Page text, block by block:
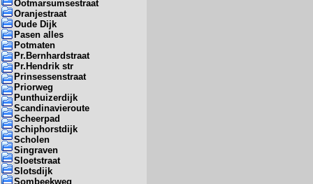
Ootmarsumsestraat
Oranjestraat
Oude Dijk
Pasen alles
Potmaten
Pr.Bernhardstraat
Pr.Hendrik str
Prinsessenstraat
Priorweg
Punthuizerdijk
Scandinavieroute
Scheerpad
Schiphorstdijk
Scholen
Singraven
Sloetstraat
Slotsdijk
Sombeekweg